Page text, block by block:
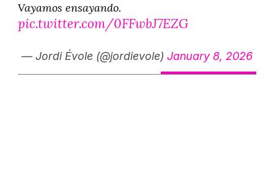
Vayamos ensayando.
pic.twitter.com/0FFwbJ7EZG
— Jordi Évole (@jordievole) January 8, 2026